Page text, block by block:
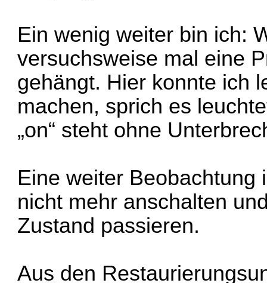
Ein wenig weiter bin ich:
versuchsweise mal eine
gehängt. Hier konnte ich
machen, sprich es
„on“ steht ohne
Eine weiter Beobachtung
nicht mehr anschalten
Zustand passieren.
Aus den